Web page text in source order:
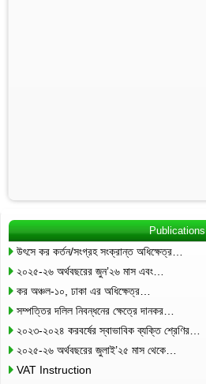
Publications
উৎসে কর কর্তন/সংগ্রহ সংক্রান্ত অধিক্ষেত্র…
২০২৫-২৬ অর্থবছরের জুন’২৬ মাস এবং…
কর অঞ্চল-১০, ঢাকা এর অধিক্ষেত্র…
সম্পত্তির দলিল নিবন্ধনের ক্ষেত্রে দানকর…
২০২৩-২০২৪ করবর্ষের স্বাভাবিক ব্যক্তি শ্রেণির…
২০২৫-২৬ অর্থবছরের জুলাই’২৫ মাস থেকে…
VAT Instruction